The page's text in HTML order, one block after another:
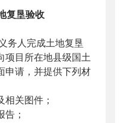
复垦验收
人完成土地复垦
项目所在地县级国土
申请，并提供下列材
关图件；
；